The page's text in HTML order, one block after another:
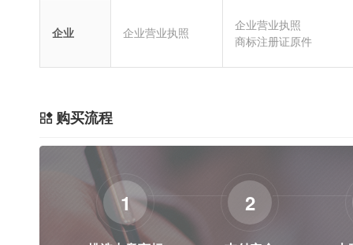
企业 企业营业执照
企业营业执照
商标注册证原件
购买流程
1 2